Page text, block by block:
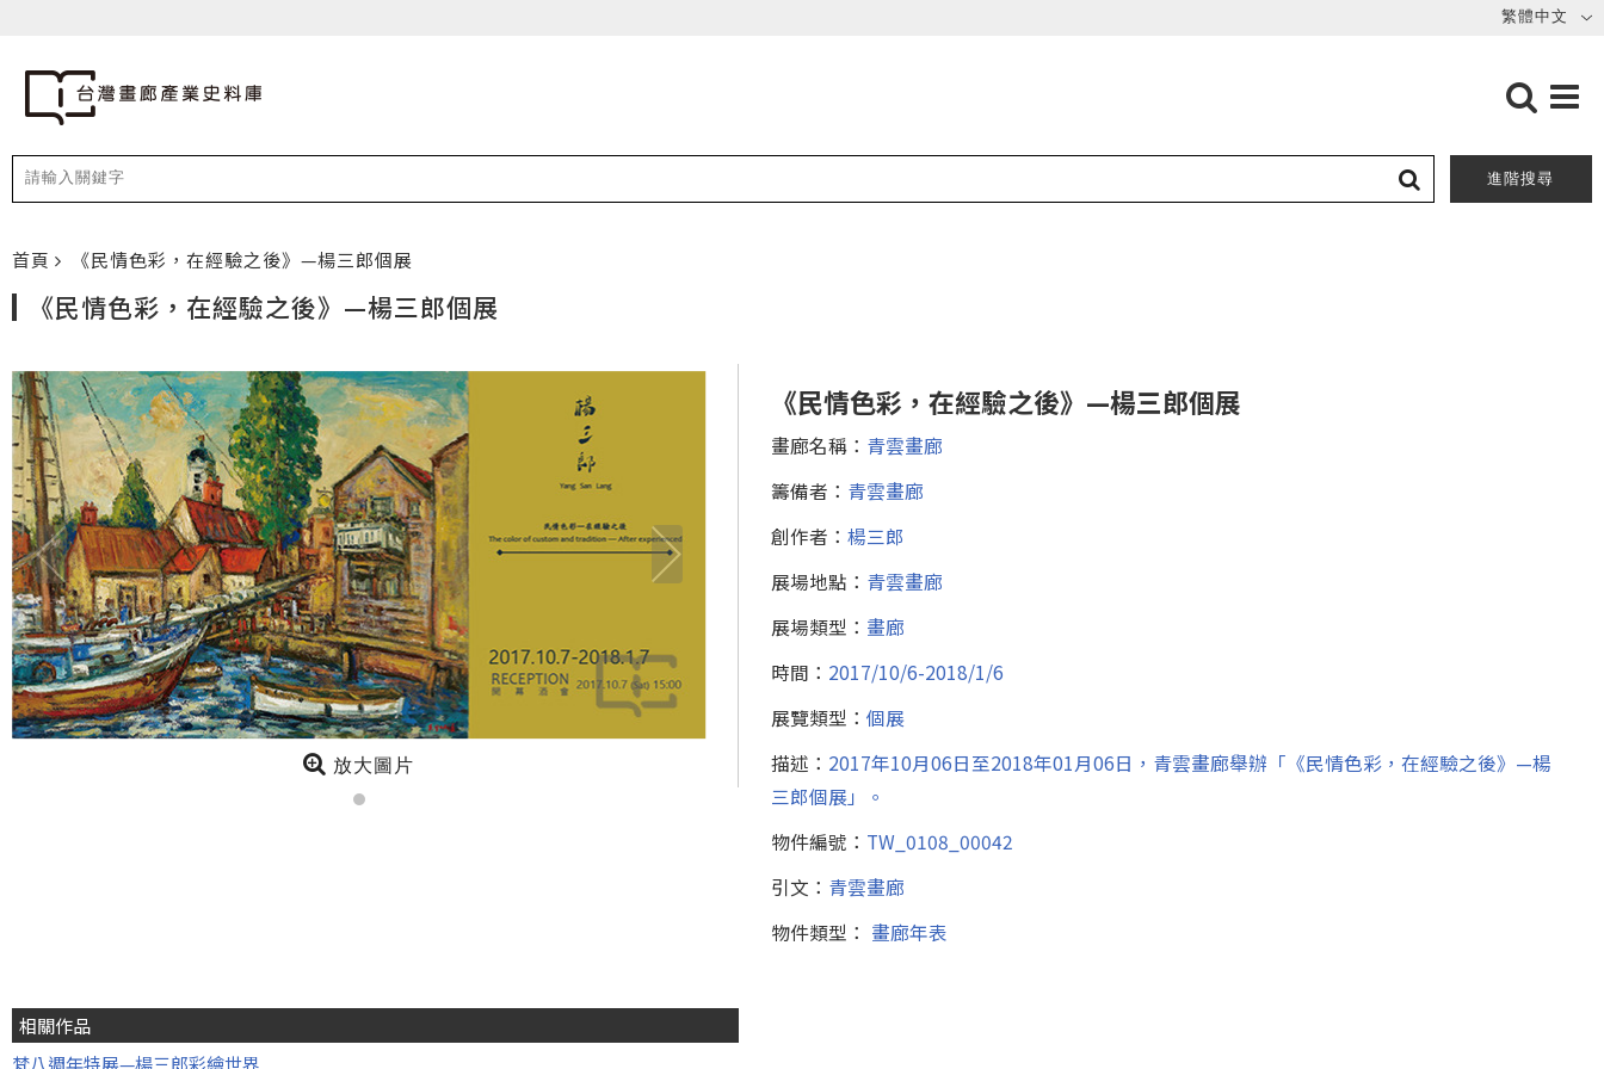
進階搜尋
首頁 《民情色彩，在經驗之後》—楊三郎個展
《民情色彩，在經驗之後》—楊三郎個展
放大圖片
《民情色彩，在經驗之後》—楊三郎個展
畫廊名稱： 青雲畫廊
籌備者： 青雲畫廊
創作者： 楊三郎
展場地點： 青雲畫廊
展場類型： 畫廊
時間： 2017/10/6-2018/1/6
展覽類型： 個展
描述： 2017年10月06日至2018年01月06日，青雲畫廊舉辦「《民情色彩，在經驗之後》—楊
三郎個展」。
物件編號： TW_0108_00042
引文： 青雲畫廊
物件類型： 畫廊年表
相關作品
梵八週年特展—楊三郎彩繪世界